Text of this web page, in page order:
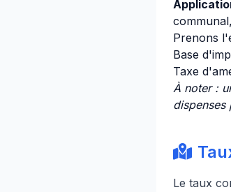
Prenons
Base
Taxe
À noter :
dispenses
Le taux